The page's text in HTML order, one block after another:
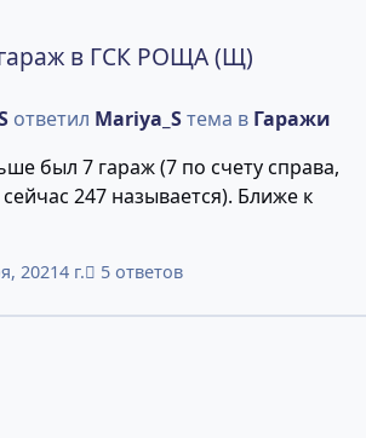
в ГСК РОЩА (Щ)
ответил Mariya_Sтема в Гаражи
был 7 гараж (7 по счету справа,
247 называется). Ближе к
20214 г. 5 ответов